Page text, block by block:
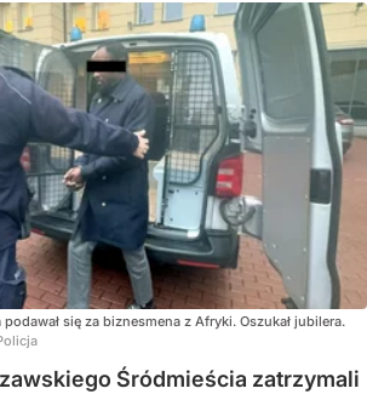
się za biznesmena z Afryki. Oszukał jubilera.
Śródmieścia zatrzymali